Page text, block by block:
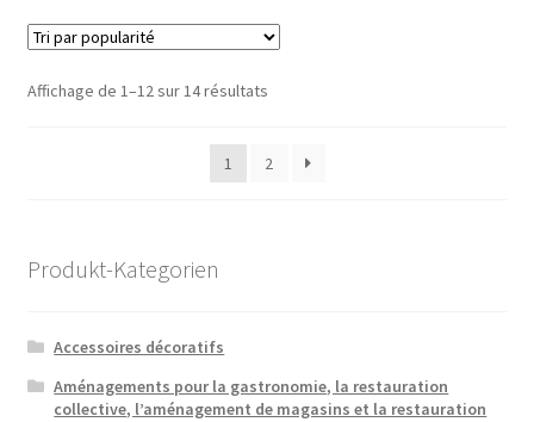
Affichage de 1–12 sur 14 résultatsTrié
1
2
Produkt-Kategorien
Accessoires décoratifs
Aménagements pour la gastronomie, la restauration
collective, l’aménagement de magasins et la restauration